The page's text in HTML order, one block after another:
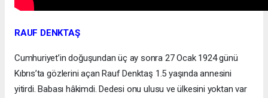
RAUF DENKTAŞ
Cumhuriyet’in doğuşundan üç ay sonra 27 Ocak 1924 günü
Kıbrıs’ta gözlerini açan Rauf Denktaş 1.5 yaşında annesini
yitirdi. Babası hâkimdi. Dedesi onu ulusu ve ülkesini yoktan var